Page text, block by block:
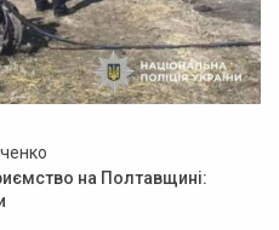
на Полтавщині: